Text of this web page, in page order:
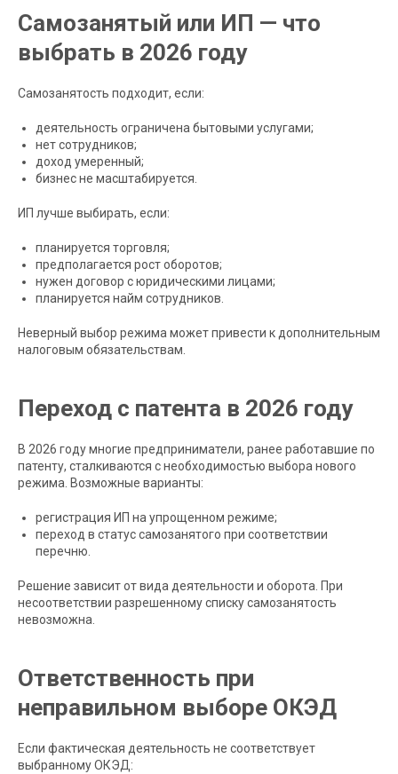
Самозанятый или ИП — что
выбрать в 2026 году
Самозанятость подходит, если:
деятельность ограничена бытовыми услугами;
нет сотрудников;
доход умеренный;
бизнес не масштабируется.
ИП лучше выбирать, если:
планируется торговля;
предполагается рост оборотов;
нужен договор с юридическими лицами;
планируется найм сотрудников.
Неверный выбор режима может привести к дополнительным
налоговым обязательствам.
Переход с патента в 2026 году
В 2026 году многие предприниматели, ранее работавшие по
патенту, сталкиваются с необходимостью выбора нового
режима. Возможные варианты:
регистрация ИП на упрощенном режиме;
переход в статус самозанятого при соответствии
перечню.
Решение зависит от вида деятельности и оборота. При
несоответствии разрешенному списку самозанятость
невозможна.
Ответственность при
неправильном выборе ОКЭД
Если фактическая деятельность не соответствует
выбранному ОКЭД: